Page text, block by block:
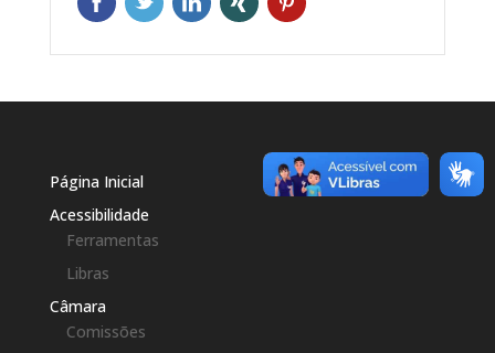
Página Inicial
Acessibilidade
Ferramentas
Libras
Câmara
Comissões